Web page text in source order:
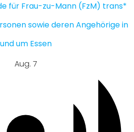
für Frau-zu-Mann (FzM) trans*
sowie deren Angehörige in
und um Essen
Aug. 7